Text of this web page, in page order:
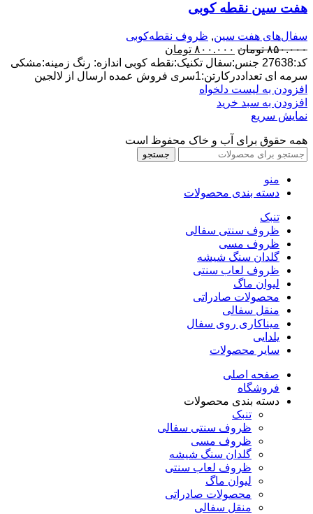
هفت سین نقطه کوبی
سفال‌های هفت‌ سین, ظروف نقطه‌کوبی
۸۵۰.۰۰۰ تومان قیمت
اصلی:
۸۵۰.۰۰۰ تومان
بود.
۸۰۰.۰۰۰ تومان
فعلی:
۸۰۰.۰۰۰ تومان.
کد:27638 جنس:سفال تکنیک:نقطه کوبی اندازه: رنگ زمینه:مشکی
سرمه ای تعداددرکارتن:1سری فروش عمده ارسال از لالجین
افزودن به لیست دلخواه
افزودن به سبد خرید
نمایش سریع
همه حقوق برای آب و خاک محفوظ است
جستجو
منو
دسته بندی محصولات
تنبک
ظروف سنتی سفالی
ظروف مسی
گلدان سنگ شیشه
ظروف لعاب سنتی
لیوان ماگ
محصولات صادراتی
منقل سفالی
میناکاری روی سفال
یلدایی
سایر محصولات
صفحه اصلی
فروشگاه
دسته بندی محصولات
تنبک
ظروف سنتی سفالی
ظروف مسی
گلدان سنگ شیشه
ظروف لعاب سنتی
لیوان ماگ
محصولات صادراتی
منقل سفالی